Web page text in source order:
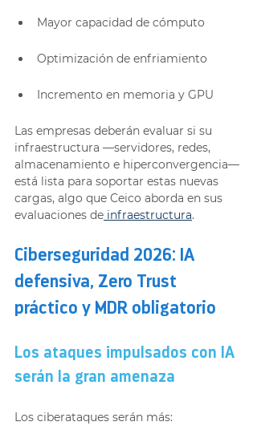
Mayor capacidad de cómputo
Optimización de enfriamiento
Incremento en memoria y GPU
Las empresas deberán evaluar si su
infraestructura —servidores, redes,
almacenamiento e hiperconvergencia—
está lista para soportar estas nuevas
cargas, algo que Ceico aborda en sus
evaluaciones de infraestructura.
Ciberseguridad 2026: IA
defensiva, Zero Trust
práctico y MDR obligatorio
Los ataques impulsados con IA
serán la gran amenaza
Los ciberataques serán más: